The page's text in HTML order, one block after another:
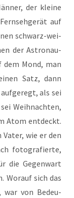
der klei­ne
auf
schwarz-wei­
der Astro­nau­
Mond, man
Satz, dann
als sei
Weih­nach­ten,
Atom ent­deckt.
wie er den
foto­gra­fier­te,
die Gegen­wart
Wor­auf sich das
war von Bedeu­